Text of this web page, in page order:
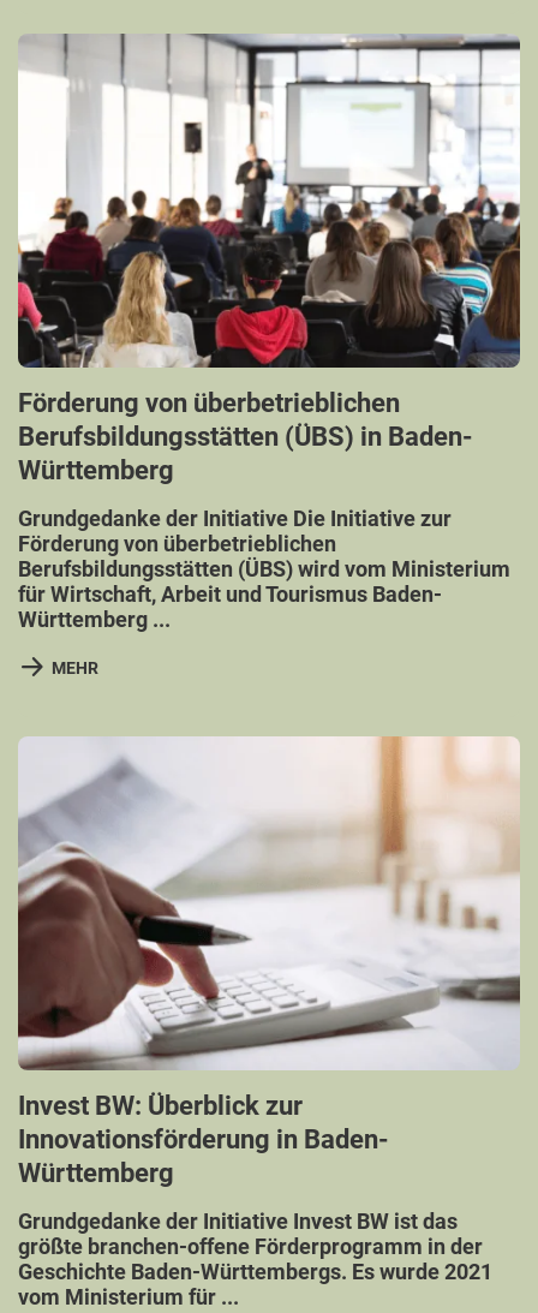
Förderung von überbetrieblichen
Berufsbildungsstätten (ÜBS) in Baden-
Württemberg
Grundgedanke der Initiative Die Initiative zur
Förderung von überbetrieblichen
Berufsbildungsstätten (ÜBS) wird vom Ministerium
für Wirtschaft, Arbeit und Tourismus Baden-
Württemberg ...
MEHR
Invest BW: Überblick zur
Innovationsförderung in Baden-
Württemberg
Grundgedanke der Initiative Invest BW ist das
größte branchen-offene Förderprogramm in der
Geschichte Baden-Württembergs. Es wurde 2021
vom Ministerium für ...